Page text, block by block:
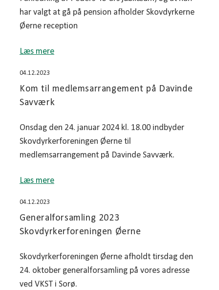
har valgt at gå på pension afholder Skovdyrkerne
Øerne reception
Læs mere
04.12.2023
Kom til medlemsarrangement på Davinde
Savværk
Onsdag den 24. januar 2024 kl. 18.00 indbyder
Skovdyrkerforeningen Øerne til
medlemsarrangement på Davinde Savværk.
Læs mere
04.12.2023
Generalforsamling 2023
Skovdyrkerforeningen Øerne
Skovdyrkerforeningen Øerne afholdt tirsdag den
24. oktober generalforsamling på vores adresse
ved VKST i Sorø.